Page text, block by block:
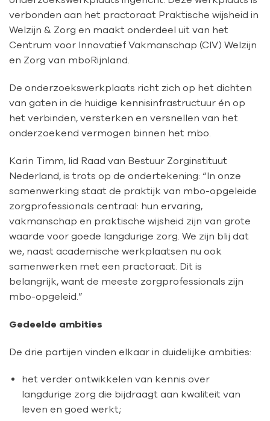
verbonden aan het practoraat Praktische wijsheid in
Welzijn & Zorg en maakt onderdeel uit van het
Centrum voor Innovatief Vakmanschap (CIV) Welzijn
en Zorg van mboRijnland.
De onderzoekswerkplaats richt zich op het dichten
van gaten in de huidige kennisinfrastructuur én op
het verbinden, versterken en versnellen van het
onderzoekend vermogen binnen het mbo.
Karin Timm, lid Raad van Bestuur Zorginstituut
Nederland, is trots op de ondertekening: “In onze
samenwerking staat de praktijk van mbo-opgeleide
zorgprofessionals centraal: hun ervaring,
vakmanschap en praktische wijsheid zijn van grote
waarde voor goede langdurige zorg. We zijn blij dat
we, naast academische werkplaatsen nu ook
samenwerken met een practoraat. Dit is
belangrijk, want de meeste zorgprofessionals zijn
mbo-opgeleid.”
Gedeelde ambities
De drie partijen vinden elkaar in duidelijke ambities:
het verder ontwikkelen van kennis over
langdurige zorg die bijdraagt aan kwaliteit van
leven en goed werkt;